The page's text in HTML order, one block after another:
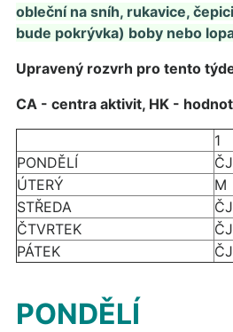
obleční na sníh, rukavice,
bude pokrývka) boby nebo
Upravený rozvrh pro tento
CA - centra aktivit, HK -
1
PONDĚLÍ
ČJ
ÚTERÝ
M
STŘEDA
ČJ
ČTVRTEK
ČJ
PÁTEK
ČJ
PONDĚLÍ